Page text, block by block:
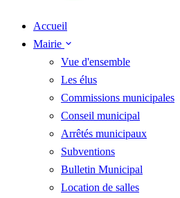
Accueil
Mairie
Vue d'ensemble
Les élus
Commissions municipales
Conseil municipal
Arrêtés municipaux
Subventions
Bulletin Municipal
Location de salles